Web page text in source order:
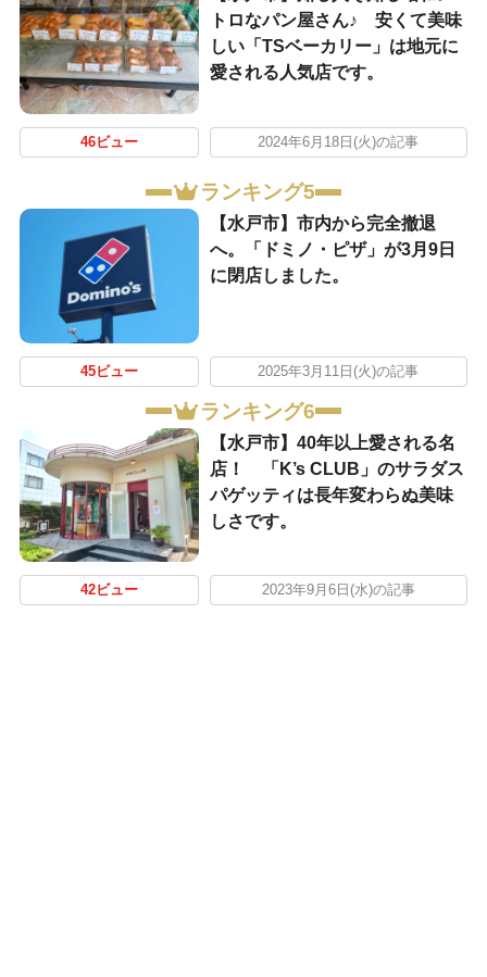
トロなパン屋さん♪ 安くて美味
しい「TSベーカリー」は地元に
愛される人気店です。
46ビュー 2024年6月18日(火)の記事
ランキング5
【水戸市】市内から完全撤退
へ。「ドミノ・ピザ」が3月9日
に閉店しました。
45ビュー 2025年3月11日(火)の記事
ランキング6
【水戸市】40年以上愛される名
店！ 「K’s CLUB」のサラダス
パゲッティは長年変わらぬ美味
しさです。
42ビュー 2023年9月6日(水)の記事